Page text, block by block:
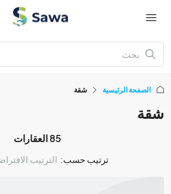
الصفحة الرئيسية شقة
شقة
85 العقارات
ترتيب حسب: الترتيب